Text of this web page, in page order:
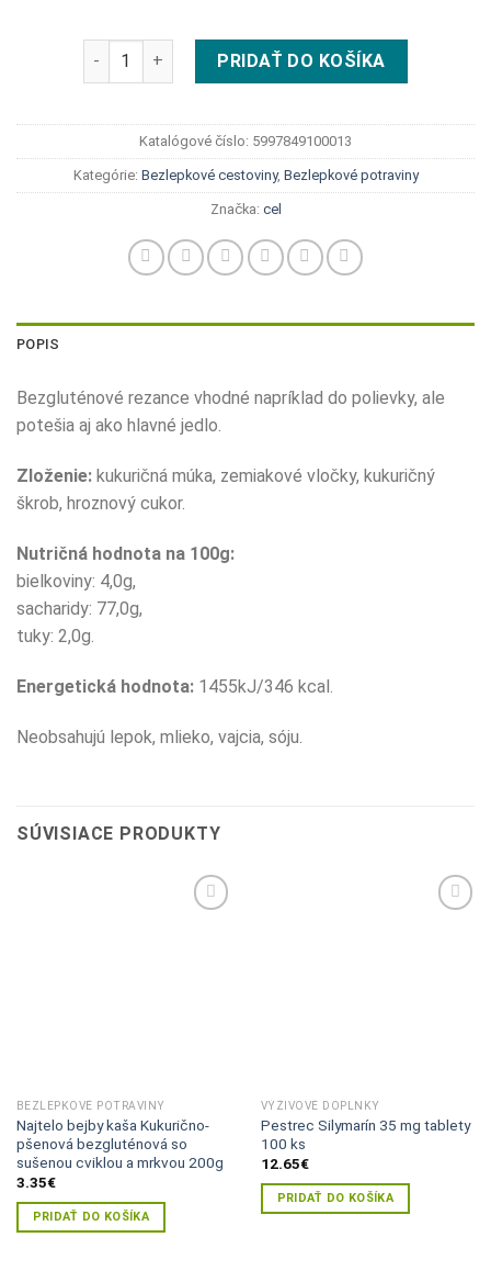
množstvo Cornito rezance vlasové 200g
PRIDAŤ DO KOŠÍKA
Katalógové číslo: 5997849100013
Kategórie: Bezlepkové cestoviny, Bezlepkové potraviny
Značka: cel
POPIS
Bezgluténové rezance vhodné napríklad do polievky, ale
potešia aj ako hlavné jedlo.
Zloženie: kukuričná múka, zemiakové vločky, kukuričný
škrob, hroznový cukor.
Nutričná hodnota na 100g:
bielkoviny: 4,0g,
sacharidy: 77,0g,
tuky: 2,0g.
Energetická hodnota: 1455kJ/346 kcal.
Neobsahujú lepok, mlieko, vajcia, sóju.
SÚVISIACE PRODUKTY
BEZLEPKOVÉ POTRAVINY
Najtelo bejby kaša Kukurično-
pšenová bezgluténová so
sušenou cviklou a mrkvou 200g
3.35€
PRIDAŤ DO KOŠÍKA
VÝŽIVOVÉ DOPLNKY
Pestrec Silymarín 35 mg tablety
100 ks
12.65€
PRIDAŤ DO KOŠÍKA